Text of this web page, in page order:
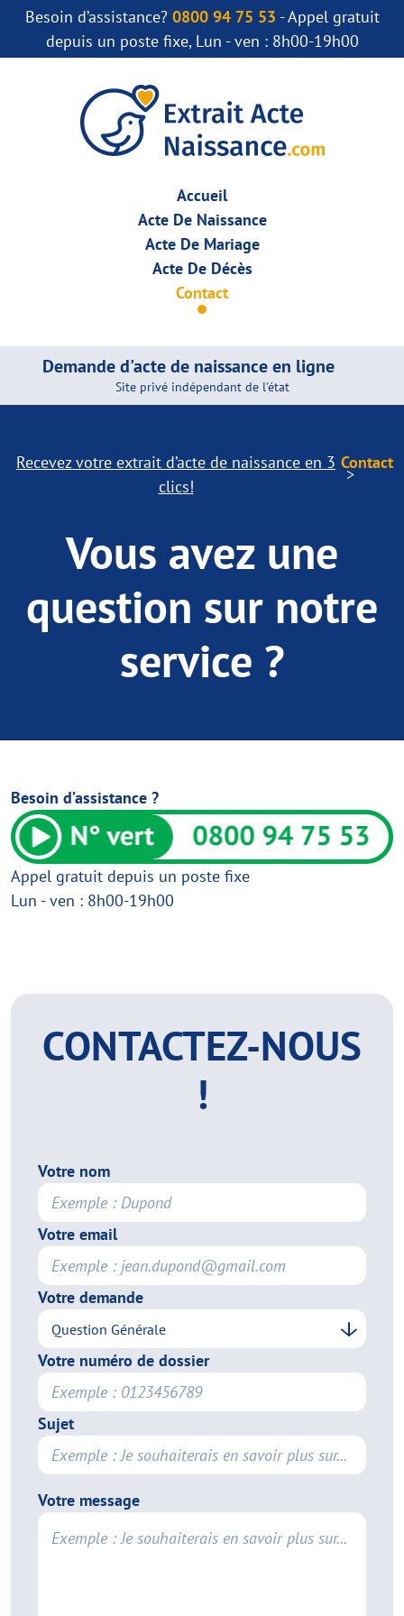
Besoin d’assistance? 0800 94 75 53 - Appel gratuit
depuis un poste fixe, Lun - ven : 8h00-19h00
Accueil
Acte De Naissance
Acte De Mariage
Acte De Décès
Contact
Demande d'acte de naissance en ligne
Site privé indépendant de l'état
Recevez votre extrait d’acte de naissance en 3
clics!
Contact
Vous avez une
question sur notre
service ?
Besoin d’assistance ?
Appel gratuit depuis un poste fixe
Lun - ven : 8h00-19h00
CONTACTEZ-NOUS
!
Votre nom
Votre email
Votre demande
Votre numéro de dossier
Sujet
Votre message